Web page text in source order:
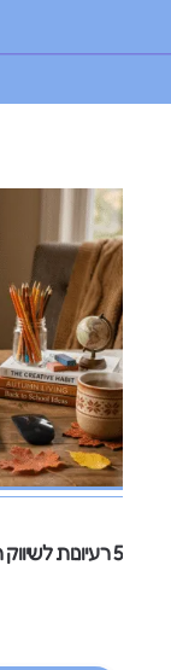
5 רעיונות לשיווק תוכן לספטמבר 2026